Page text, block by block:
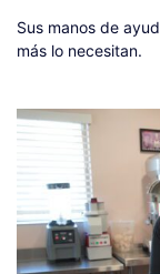
Sus manos de
más lo necesitan.